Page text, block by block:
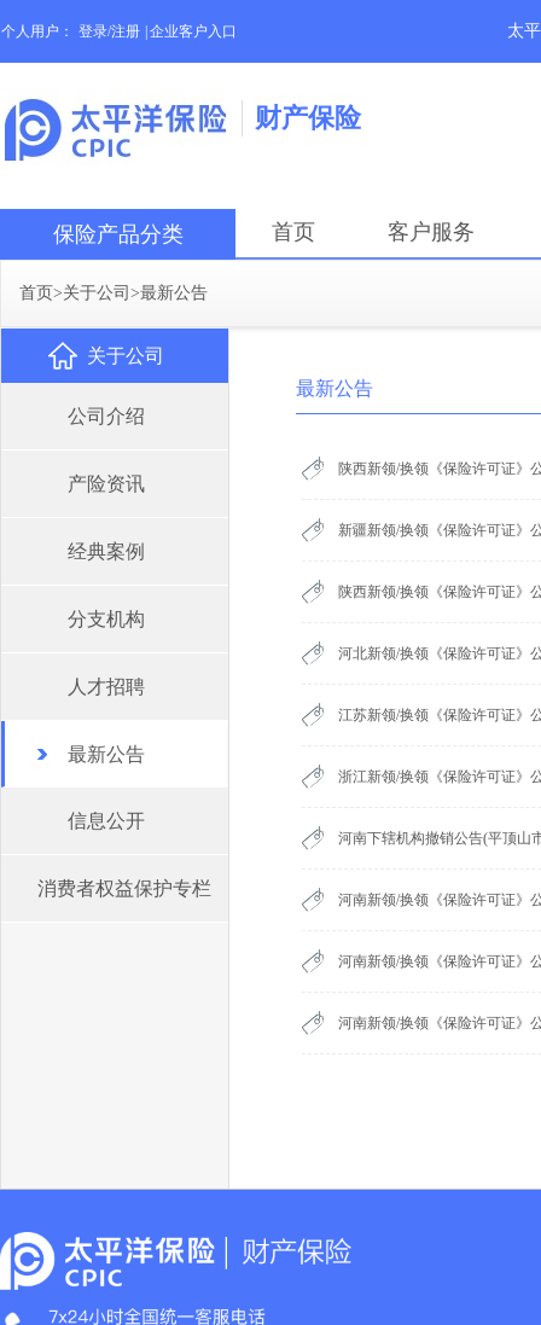
个人用户： 登录/注册 企业客户入口 太
财产保险
保险产品分类 首页 客户服务
首页>关于公司 >最新公告
关于公司
公司介绍
产险资讯
经典案例
分支机构
人才招聘
最新公告
信息公开
消费者权益保护专栏
最新公告
陕西新领/换领《保险许可证》
新疆新领/换领《保险许可证》
陕西新领/换领《保险许可证》
河北新领/换领《保险许可证》
江苏新领/换领《保险许可证》
浙江新领/换领《保险许可证》
河南下辖机构撤销公告(平顶山
河南新领/换领《保险许可证》
河南新领/换领《保险许可证》
河南新领/换领《保险许可证》